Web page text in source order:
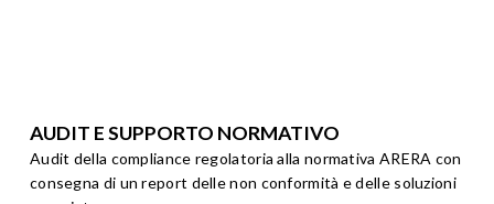
AUDIT E SUPPORTO NORMATIVO
Audit della compliance regolatoria alla normativa ARERA con
consegna di un report delle non conformità e delle soluzioni